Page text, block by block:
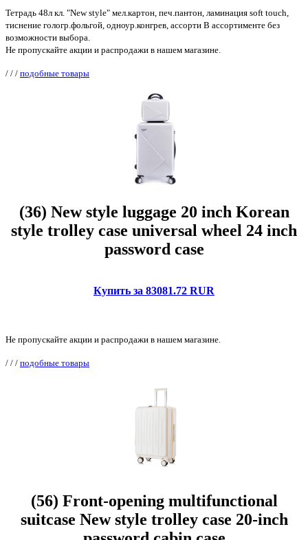
Тетрадь 48л кл. "New style" мел.картон, печ.пантон, ламинация soft touch,
тиснение гологр.фольгой, одноур.конгрев, ассорти В ассортименте без
возможности выбора.
Не пропускайте акции и распродажи в нашем магазине.
/ / / подобные товары
(36) New style luggage 20 inch Korean
style trolley case universal wheel 24 inch
password case
Купить за 83081.72 RUR
Не пропускайте акции и распродажи в нашем магазине.
/ / / подобные товары
(56) Front-opening multifunctional
suitcase New style trolley case 20-inch